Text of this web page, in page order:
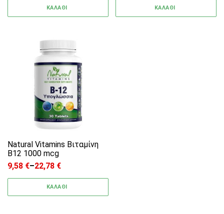
ΚΑΛΑΘΙ ΚΑΛΑΘΙ
Natural Vitamins Bιταμίνη
B12 1000 mcg
9,58 €–22,78 €
Price range: 9,58 € through 22,78 €
ΚΑΛΑΘΙ
Αυτό το προϊόν έχει πολλαπλές